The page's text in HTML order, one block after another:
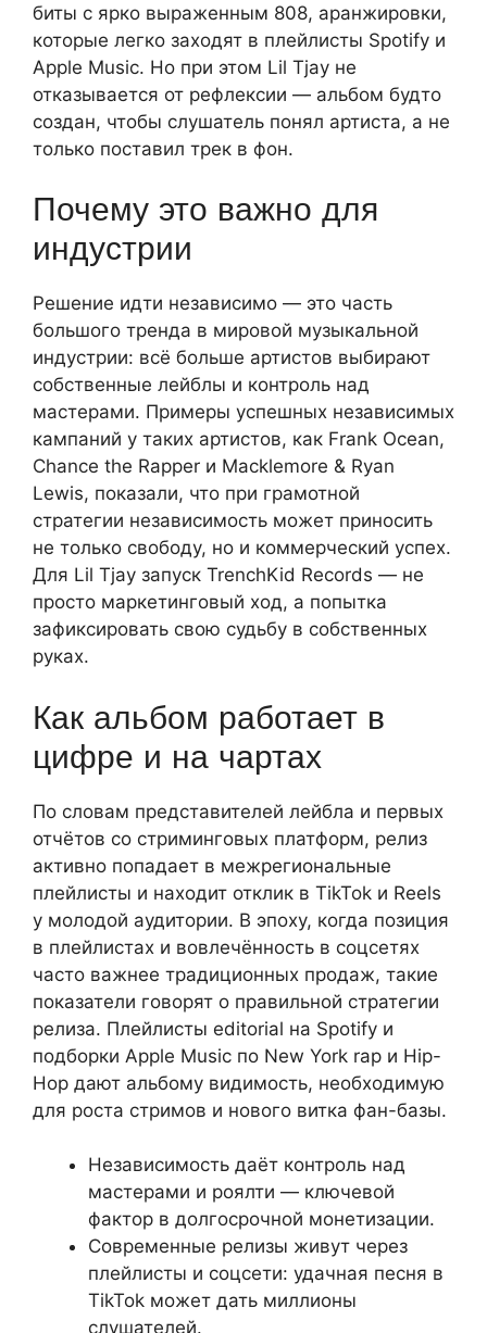
биты с ярко выраженным 808, аранжировки,
которые легко заходят в плейлисты Spotify и
Apple Music. Но при этом Lil Tjay не
отказывается от рефлексии — альбом будто
создан, чтобы слушатель понял артиста, а не
только поставил трек в фон.
Почему это важно для
индустрии
Решение идти независимо — это часть
большого тренда в мировой музыкальной
индустрии: всё больше артистов выбирают
собственные лейблы и контроль над
мастерами. Примеры успешных независимых
кампаний у таких артистов, как Frank Ocean,
Chance the Rapper и Macklemore & Ryan
Lewis, показали, что при грамотной
стратегии независимость может приносить
не только свободу, но и коммерческий успех.
Для Lil Tjay запуск TrenchKid Records — не
просто маркетинговый ход, а попытка
зафиксировать свою судьбу в собственных
руках.
Как альбом работает в
цифре и на чартах
По словам представителей лейбла и первых
отчётов со стриминговых платформ, релиз
активно попадает в межрегиональные
плейлисты и находит отклик в TikTok и Reels
у молодой аудитории. В эпоху, когда позиция
в плейлистах и вовлечённость в соцсетях
часто важнее традиционных продаж, такие
показатели говорят о правильной стратегии
релиза. Плейлисты editorial на Spotify и
подборки Apple Music по New York rap и Hip-
Hop дают альбому видимость, необходимую
для роста стримов и нового витка фан-базы.
Независимость даёт контроль над
мастерами и роялти — ключевой
фактор в долгосрочной монетизации.
Современные релизы живут через
плейлисты и соцсети: удачная песня в
TikTok может дать миллионы
слушателей.